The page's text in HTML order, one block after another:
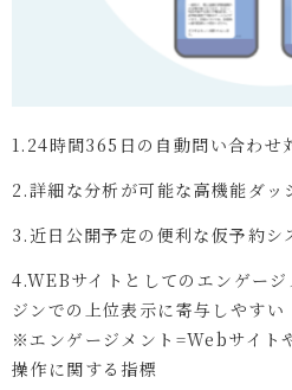
1.24時間365日の自動問い合わせ
2.詳細な分析が可能な高機能ダッ
3.近日公開予定の便利な仮予約シ
4.WEBサイトとしてのエンゲー
ジンでの上位表示に寄与しやすい
※エンゲージメント=Webサイト
操作に関する指標